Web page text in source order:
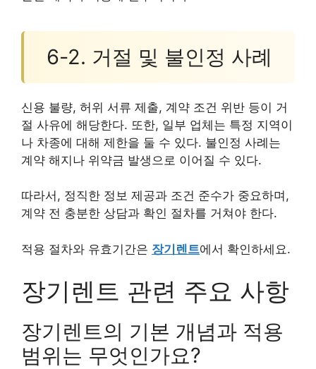
6-2. 거절 및 불인정 사례
신용 불량, 허위 서류 제출, 계약 조건 위반 등이 거
절 사유에 해당한다. 또한, 일부 업체는 특정 지역이
나 차종에 대해 제한을 둘 수 있다. 불인정 사례는
계약 해지나 위약금 발생으로 이어질 수 있다.
따라서, 정직한 정보 제공과 조건 준수가 중요하며,
계약 전 충분한 상담과 확인 절차를 거쳐야 한다.
적용 절차와 유효기간은 장기렌트에서 확인하세요.
장기렌트 관련 주요 사항
장기렌트의 기본 개념과 적용
범위는 무엇인가요?